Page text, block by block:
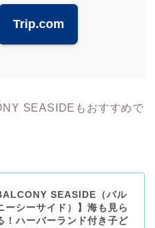
Trip.com
SEASIDEもおすすめで
SEASIDE（バル
ーシーサイド）】海も見ら
！ハーバーランド付き子ど